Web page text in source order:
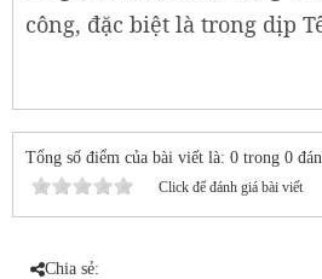
công, đặc biệt là trong dịp
Tổng số điểm của bài viết là: 0 trong 0
Click để đánh giá bài viết
Chia sẻ: